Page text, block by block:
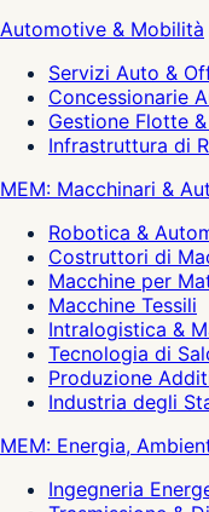
Automotive & Mobilità
Servizi Auto &
Concessionarie
Gestione Flotte
Infrastruttura di
MEM: Macchinari &
Robotica &
Costruttori di
Macchine per
Macchine Tessili
Intralogistica &
Tecnologia di
Produzione
Industria degli
MEM: Energia,
Ingegneria